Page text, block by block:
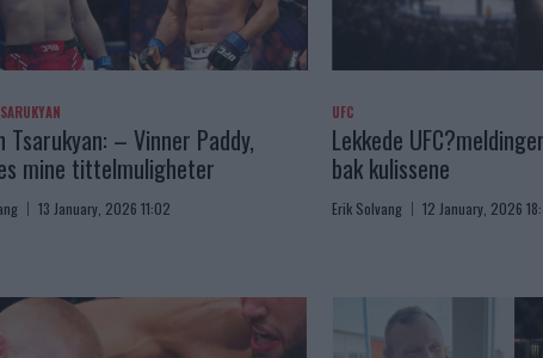
Tsarukyan: – Vinner Paddy,
mine tittelmuligheter
13 January, 2026 11:02
UFC
Lekkede
bak kulissene
Erik Solvang 12 January, 2026